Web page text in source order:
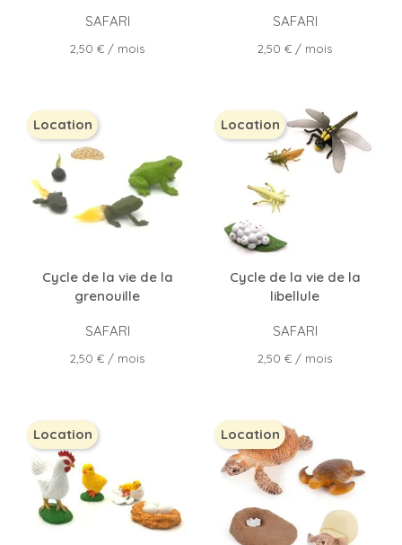
SAFARI
Prix
2,50 € / mois
SAFARI
Prix
2,50 € / mois
Cycle de la vie de la
grenouille
SAFARI
Prix
2,50 € / mois
Location
Cycle de la vie de la
libellule
SAFARI
Prix
2,50 € / mois
Location
Location Location